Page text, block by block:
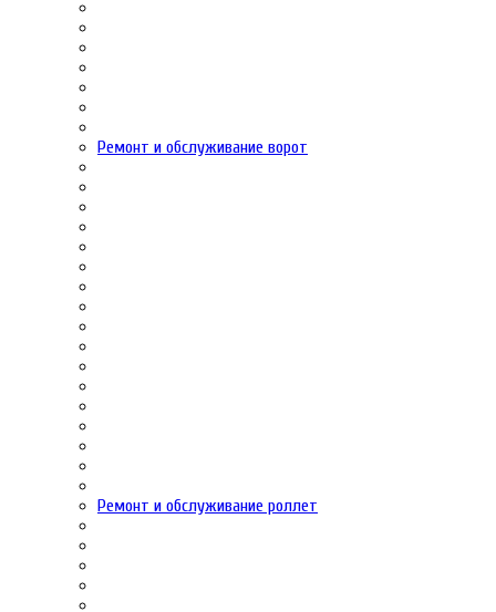
Ремонт и обслуживание ворот
Ремонт и обслуживание роллет